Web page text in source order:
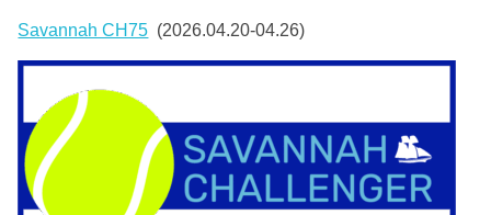
Savannah CH75 (2026.04.20-04.26)